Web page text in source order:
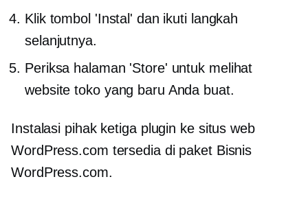
Klik tombol 'Instal' dan ikuti langkah
selanjutnya.
Periksa halaman 'Store' untuk melihat
website toko yang baru Anda buat.
Instalasi pihak ketigaplugin ke situs web
WordPress.com tersedia di paket Bisnis
WordPress.com.